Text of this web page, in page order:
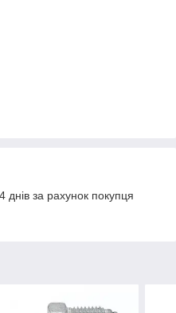
за рахунок покупця